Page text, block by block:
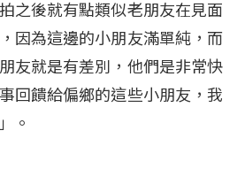
之後就有點類似老朋友在見面
因為這邊的小朋友滿單純，而
友就是有差別，他們是非常快
回饋給偏鄉的這些小朋友，我
。